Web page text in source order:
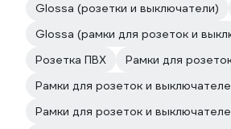
Glossa (розетки и выключатели)
Glossa (рамки для розеток и
Розетка ПВХ
Рамки для
Рамки для розеток и
Рамки для розеток и